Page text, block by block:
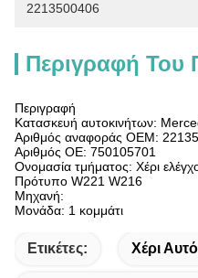
2213500406
Περιγραφή Του
Περιγραφή
Κατασκευή αυτοκινήτων:
Αριθμός αναφοράς OEM:
Αριθμός ΟΕ: 750105701
Ονομασία τμήματος: Χέρι
Πρότυπο W221 W216
Μηχανή:
Μονάδα: 1 κομμάτι
Ετικέτες: Χέρι